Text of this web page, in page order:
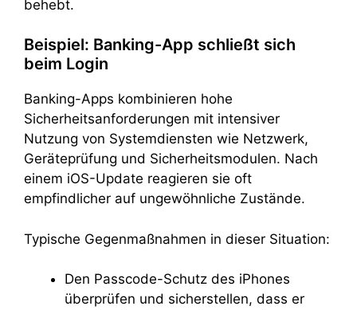
behebt.
Beispiel: Banking-App schließt sich
beim Login
Banking-Apps kombinieren hohe
Sicherheitsanforderungen mit intensiver
Nutzung von Systemdiensten wie Netzwerk,
Geräteprüfung und Sicherheitsmodulen. Nach
einem iOS-Update reagieren sie oft
empfindlicher auf ungewöhnliche Zustände.
Typische Gegenmaßnahmen in dieser Situation:
Den Passcode-Schutz des iPhones
überprüfen und sicherstellen, dass er